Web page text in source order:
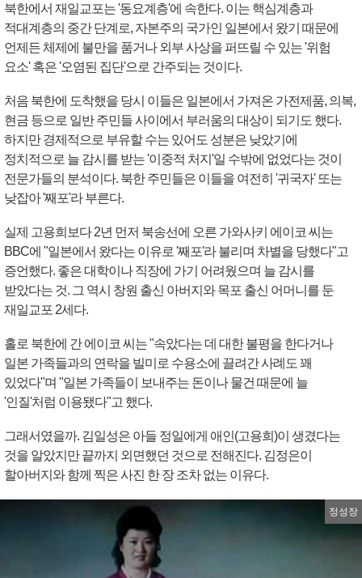
북한에서 재일교포는 '동요계층'에 속한다. 이는 핵심계층과
적대계층의 중간 단계로, 자본주의 국가인 일본에서 왔기 때문에
언제든 체제에 불만을 품거나 외부 사상을 퍼뜨릴 수 있는 '위험
요소' 혹은 '오염된 집단'으로 간주되는 것이다.
처음 북한에 도착했을 당시 이들은 일본에서 가져온 가전제품, 의복,
현금 등으로 일반 주민들 사이에서 부러움의 대상이 되기도 했다.
하지만 경제적으로 부유할 수는 있어도 성분은 낮았기에
정치적으로 늘 감시를 받는 '이중적 처지'일 수밖에 없었다는 것이
전문가들의 분석이다. 북한 주민들은 이들을 여전히 '귀국자' 또는
낮잡아 '째포'라 부른다.
실제 고용희보다 2년 먼저 북송선에 오른 가와사키 에이코 씨는
BBC에 "일본에서 왔다는 이유로 '째포'라 불리며 차별을 당했다"고
증언했다. 좋은 대학이나 직장에 가기 어려웠으며 늘 감시를
받았다는 것. 그 역시 창원 출신 아버지와 목포 출신 어머니를 둔
재일교포 2세다.
홀로 북한에 간 에이코 씨는 "속았다는 데 대한 불평을 한다거나
일본 가족들과의 연락을 빌미로 수용소에 끌려간 사례도 꽤
있었다"며 "일본 가족들이 보내주는 돈이나 물건 때문에 늘
'인질'처럼 이용됐다"고 했다.
그래서였을까. 김일성은 아들 정일에게 애인(고용희)이 생겼다는
것을 알았지만 끝까지 외면했던 것으로 전해진다. 김정은이
할아버지와 함께 찍은 사진 한 장 조차 없는 이유다.
정성장